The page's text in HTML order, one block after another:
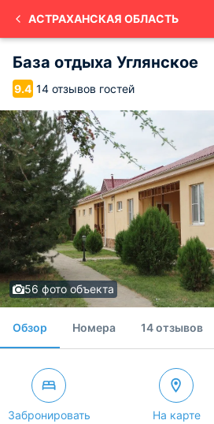
АСТРАХАНСКАЯ ОБЛАСТЬ
База отдыха Углянское
9.4 14 отзывов гостей
56 фото объекта
Обзор Номера 14 отзывов
Забронировать На карте